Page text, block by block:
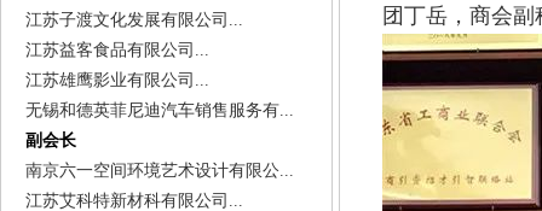
江苏子渡文化发展有限公司...
江苏益客食品有限公司...
江苏雄鹰影业有限公司...
无锡和德英菲尼迪汽车销售服务有...
副会长
南京六一空间环境艺术设计有限公...
江苏艾科特新材科有限公司...
团丁岳，商会